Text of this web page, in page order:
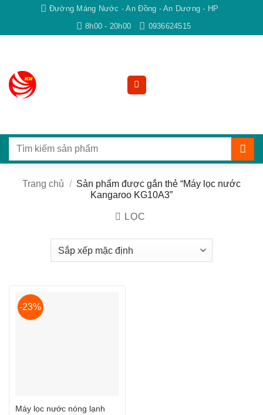
nội
Đường Máng Nước - An Đồng - An Dương - HP
8h00 - 20h00
0936624515
Tìm
Trang chủ / Sản phẩm được gắn thẻ “Máy lọc nước
Kangaroo KG10A3”
LỌC
-23%
Máy lọc nước nóng lạnh